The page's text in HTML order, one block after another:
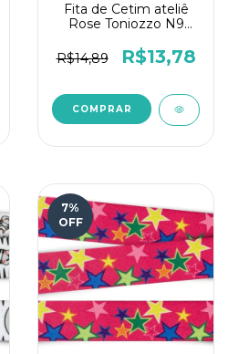
Fita de Cetim ateliê
Rose Toniozzo N9
R$14,89
R$13,78
7%
OFF